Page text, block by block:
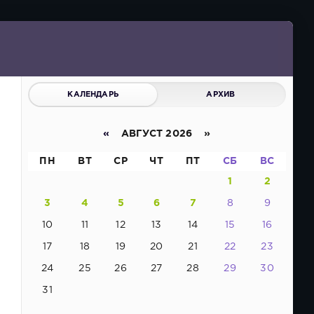
КАЛЕНДАРЬ АРХИВ
« АВГУСТ 2026 »
ПН ВТ СР ЧТ ПТ СБ ВС
1 2
3 4 5 6 7 8 9
10 11 12 13 14 15 16
17 18 19 20 21 22 23
24 25 26 27 28 29 30
31